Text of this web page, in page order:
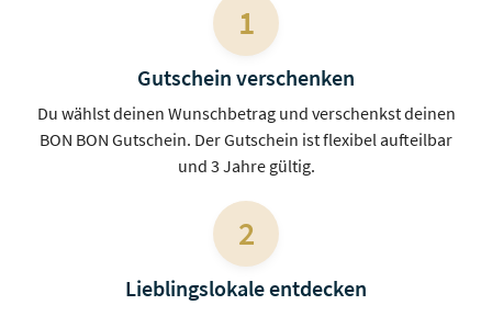
1
Gutschein verschenken
Du wählst deinen Wunschbetrag und verschenkst deinen
BON BON Gutschein. Der Gutschein ist flexibel aufteilbar
und 3 Jahre gültig.
2
Lieblingslokale entdecken